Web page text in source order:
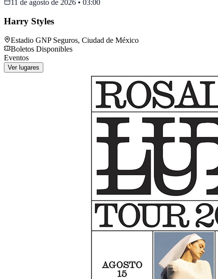
11 de agosto de 2026 • 03:00
Harry Styles
Estadio GNP Seguros, Ciudad de México
Boletos Disponibles
Eventos
Ver lugares